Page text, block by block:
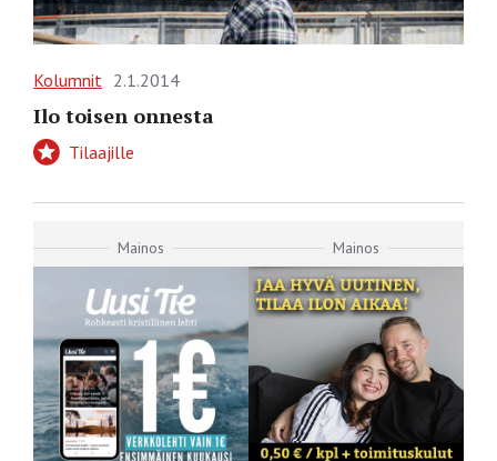
Kolumnit 2.1.2014
Ilo toisen onnesta
Tilaajille
Mainos Mainos